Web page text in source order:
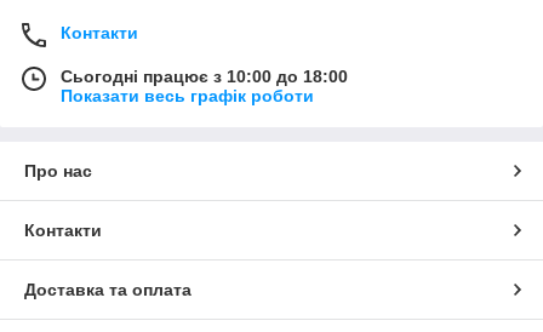
Контакти
Сьогодні працює з 10:00 до 18:00
Показати весь графік роботи
Про нас
Контакти
Доставка та оплата